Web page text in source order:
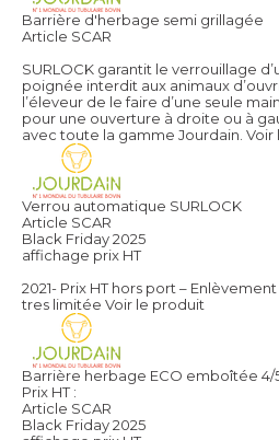
Barrière d'herbage semi grillagée
Article SCAR
SURLOCK garantit le verrouillage
poignée interdit aux animaux
l’éleveur de le faire d’une seule
pour une ouverture à droite ou à
avec toute la gamme Jourdain. Voir
Verrou automatique SURLOCK
Article SCAR
Black Friday 2025
affichage prix HT
2021- Prix HT hors port –
tres limitée Voir le produit
Barrière herbage ECO emboîtée 4/
Prix HT :
Article SCAR
Black Friday 2025